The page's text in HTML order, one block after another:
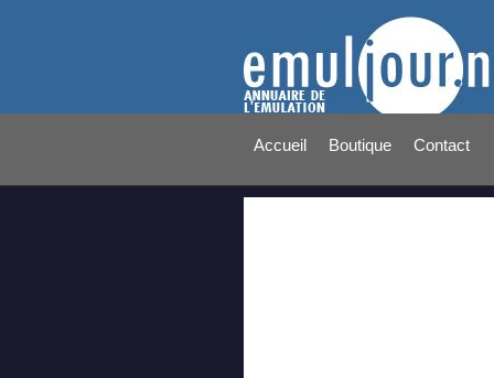
Accueil Boutique Contact